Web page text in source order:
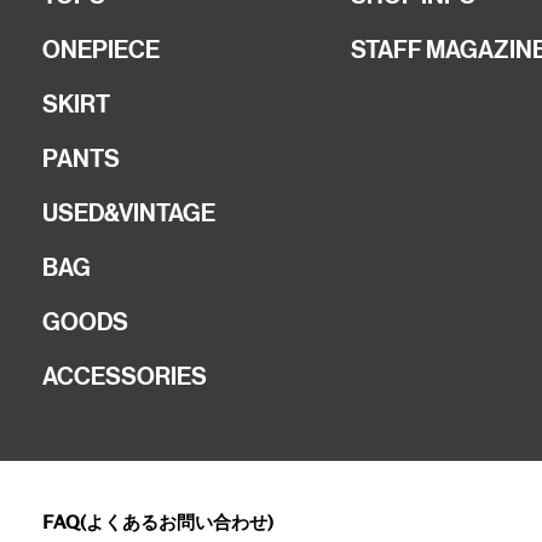
ONEPIECE
SKIRT
PANTS
USED&VINTAGE
BAG
GOODS
ACCESSORIES
STAFF
FAQ(よくあるお問い合わせ)